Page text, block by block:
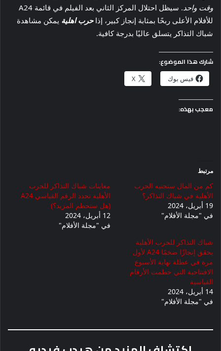
وقت واحد
. سيظل احتلال المركز الثاني بعد الفيلم في قائمة A24
للأفلام الأعلى ربحًا بمثابة إنجاز كبير، إذاحرب اهلية يمكن مشاهدة
شباك التذاكر يتسلق عاليًا بدرجة كافية.
شارك هذا الموضوع:
فيس بوك X
معجب بهذه:
مرتبط
كم من المال ستجنيه الحرب
الأهلية في شباك التذاكر؟
19 أبريل، 2024
في "مجلة الأفلام"
معاينات شباك التذاكر للحرب
(هل ستحطم المزيد؟)
12 أبريل، 2024
في "مجلة الأفلام"
شباك التذاكر للحرب الأهلية
يحقق إنجازًا ضخمًا A24 لأول
مرة في عطلة نهاية الأسبوع
الافتتاحية التي حطمت الأرقام
القياسية
14 أبريل، 2024
في "مجلة الأفلام"